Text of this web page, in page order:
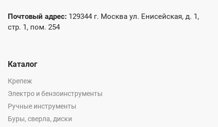
Почтовый адрес: 129344 г. Москва ул. Енисейская, д. 1,
стр. 1, пом. 254
Каталог
Крепеж
Электро и бензоинструменты
Ручные инструменты
Буры, сверла, диски